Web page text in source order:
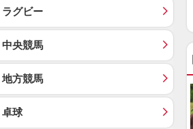
ラグビー
中央競馬
地方競馬
卓球